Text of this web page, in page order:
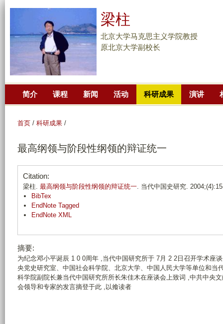
主
梁柱
北京大学马克思主义学院教授
原北京大学副校长
简介 课程 新闻 活动 科研成果 演讲
首页 / 科研成果 /
最高纲领与阶段性纲领的辩证统一
Citation:
梁柱. 最高纲领与阶段性纲领的辩证统一. 当代中国史研究.
BibTex
EndNote Tagged
EndNote XML
摘要:
为纪念邓小平诞辰 1 0 0周年 ,当代中国研究所于 7月 2 2日召开学术座
央党史研究室、中国社会科学院、北京大学、中国人民大学等单位和当
科学院副院长兼当代中国研究所所长朱佳木在座谈会上致词 ,中共中央
会领导和专家的发言摘登于此 ,以飨读者